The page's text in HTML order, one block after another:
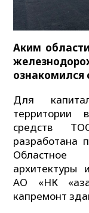
Аким
ознакомился
Для
территории
средств
разработана
Областное
архитектуры
АО «НК
капремонт